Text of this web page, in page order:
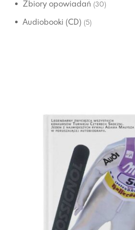
Zbiory opowiadań (30)
Audiobooki (CD) (5)